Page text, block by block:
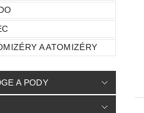
A ATOMIZÉRY
A PODY